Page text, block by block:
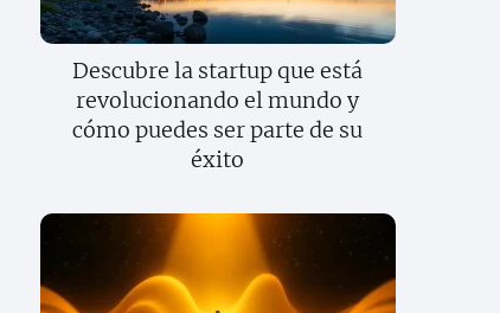
Descubre la startup que está
revolucionando el mundo y
cómo puedes ser parte de su
éxito